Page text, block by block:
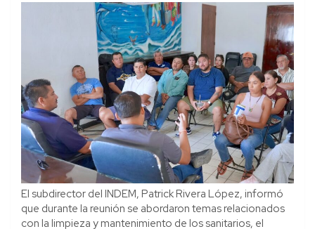
El subdirector del INDEM, Patrick Rivera López, informó
que durante la reunión se abordaron temas relacionados
con la limpieza y mantenimiento de los sanitarios, el